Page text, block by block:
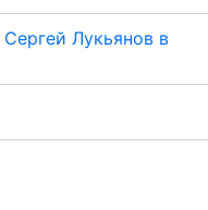
Сергей Лукьянов в